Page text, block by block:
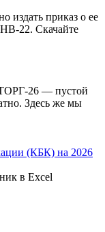
издать приказ о ее
22. Скачайте
ТОРГ-26 — пустой
Здесь же мы
(КБК) на 2026
в Excel